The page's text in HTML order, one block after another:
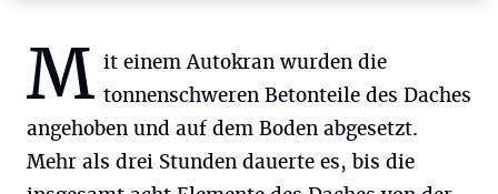
M it einem Autokran wurden die
tonnenschweren Betonteile des Daches
angehoben und auf dem Boden abgesetzt.
Mehr als drei Stunden dauerte es, bis die